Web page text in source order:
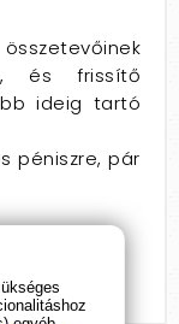
és frissítő
ideig tartó
péniszre, pár